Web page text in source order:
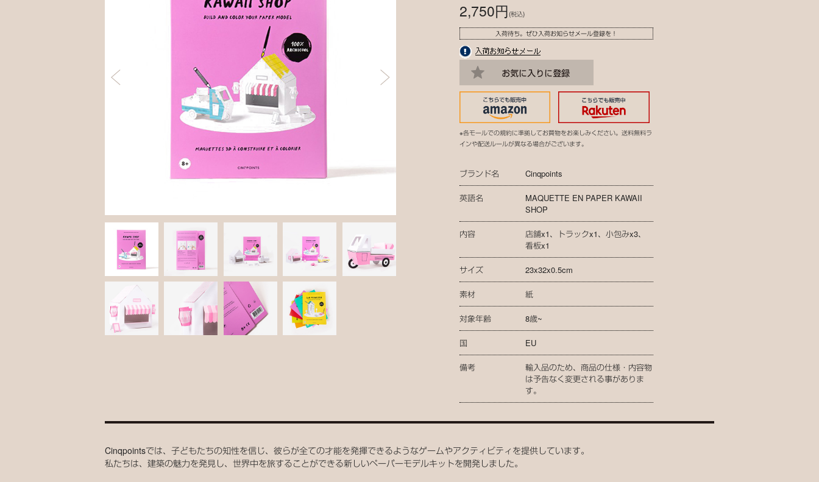
※各モールでの規約に準拠してお買物をお楽しみください。送料無料ラ
インや配送ルールが異なる場合がございます。
ブランド名 Cinqpoints
英語名
MAQUETTE EN PAPER KAWAII
SHOP
内容
店舗x1、トラックx1、小包みx3、
看板x1
サイズ 23x32x0.5cm
素材 紙
対象年齢 8歳~
国 EU
備考
輸入品のため、商品の仕様・内容物
は予告なく変更される事がありま
す。
2,750円(税込)
入荷待ち。ぜひ入荷お知らせメール登録を！
Cinqpointsでは、子どもたちの知性を信じ、彼らが全ての才能を発揮できるようなゲームやアクティビティを提供しています。
私たちは、建築の魅力を発見し、世界中を旅することができる新しいペーパーモデルキットを開発しました。